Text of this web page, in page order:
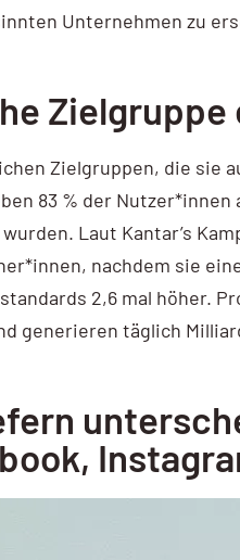
Unternehmen zu
Zielgruppe
Zielgruppen, die sie
83 % der Nutzer*innen
Laut Kantar’s
nachdem sie
2,6 mal höher.
generieren täglich